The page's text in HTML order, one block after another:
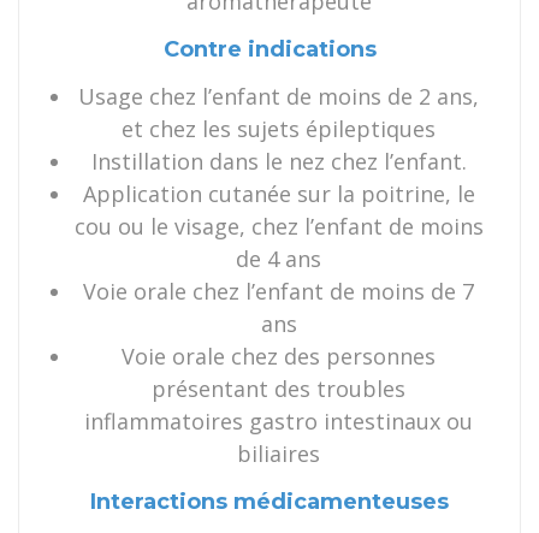
Contre indications
Usage chez l’enfant de moins de 2 ans,
et chez les sujets épileptiques
Instillation dans le nez chez l’enfant.
Application cutanée sur la poitrine, le
cou ou le visage, chez l’enfant de moins
de 4 ans
Voie orale chez l’enfant de moins de 7
ans
Voie orale chez des personnes
présentant des troubles
inflammatoires gastro intestinaux ou
biliaires
Interactions médicamenteuses